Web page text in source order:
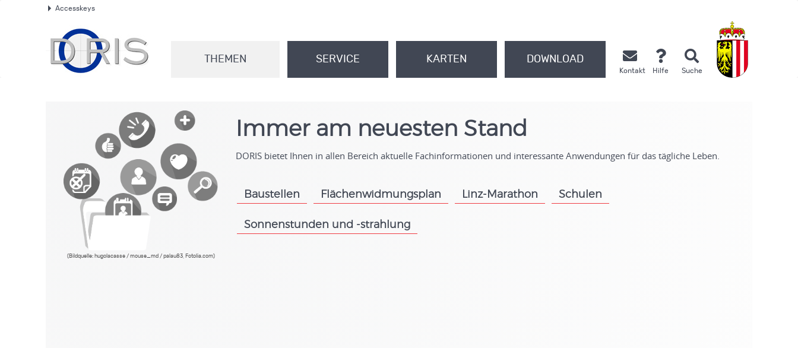
Accesskeys
THEMEN SERVICE KARTEN DOWNLOAD
Kontakt Hilfe Suche
(Bildquelle: hugolacasse / mouse_md / palau83, Fotolia.com)
Immer am neuesten Stand
DORIS bietet Ihnen in allen Bereich aktuelle Fachinformationen und interessante Anwendungen für das tägliche Leben.
Baustellen Flächenwidmungsplan
.
Linz-Marathon Schulen
Sonnenstunden und -strahlung